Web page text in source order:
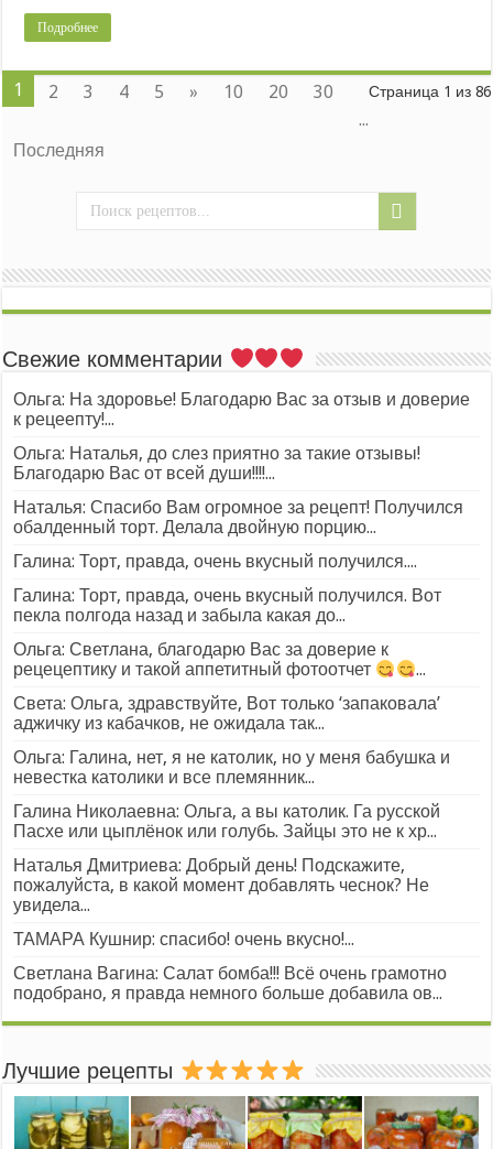
Подробнее
Страница 1 из 86
1 2 3 4 5 » 10 20
30
...
Последняя
Свежие комментарии
Ольга: На здоровье! Благодарю Вас за отзыв и доверие
к рецеепту!...
Ольга: Наталья, до слез приятно за такие отзывы!
Благодарю Вас от всей души!!!!...
Наталья: Спасибо Вам огромное за рецепт! Получился
обалденный торт. Делала двойную порцию...
Галина: Торт, правда, очень вкусный получился....
Галина: Торт, правда, очень вкусный получился. Вот
пекла полгода назад и забыла какая до...
Ольга: Светлана, благодарю Вас за доверие к
рецецептику и такой аппетитный фотоотчет
...
Света: Ольга, здравствуйте, Вот только ‘запаковала’
аджичку из кабачков, не ожидала так...
Ольга: Галина, нет, я не католик, но у меня бабушка и
невестка католики и все племянник...
Галина Николаевна: Ольга, а вы католик. Га русской
Пасхе или цыплёнок или голубь. Зайцы это не к хр...
Наталья Дмитриева: Добрый день! Подскажите,
пожалуйста, в какой момент добавлять чеснок? Не
увидела...
ТАМАРА Кушнир: спасибо! очень вкусно!...
Светлана Вагина: Салат бомба!!! Всё очень грамотно
подобрано, я правда немного больше добавила ов...
Лучшие рецепты